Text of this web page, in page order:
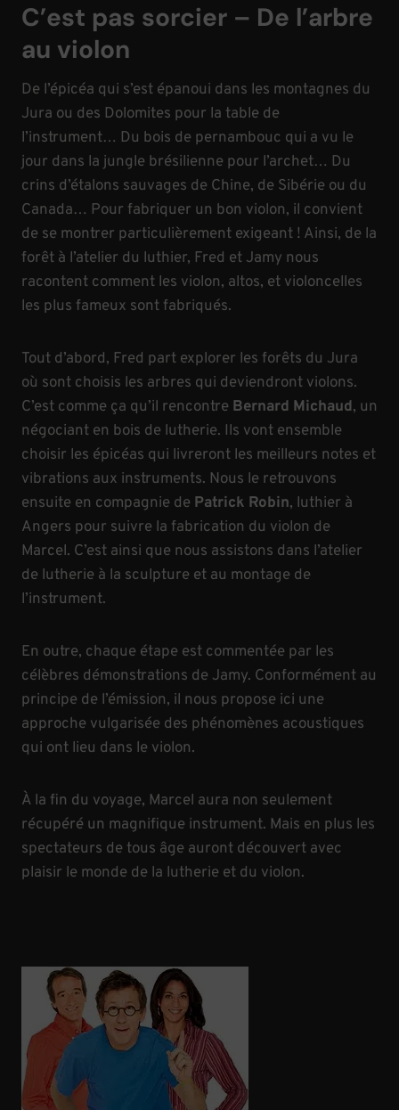
C’est pas sorcier – De l’arbre
au violon
De l’épicéa qui s’est épanoui dans les montagnes du
Jura ou des Dolomites pour la table de
l’instrument… Du bois de pernambouc qui a vu le
jour dans la jungle brésilienne pour l’archet… Du
crins d’étalons sauvages de Chine, de Sibérie ou du
Canada… Pour fabriquer un bon violon, il convient
de se montrer particulièrement exigeant ! Ainsi, de la
forêt à l’atelier du luthier, Fred et Jamy nous
racontent comment les violon, altos, et violoncelles
les plus fameux sont fabriqués.
Tout d’abord, Fred part explorer les forêts du Jura
où sont choisis les arbres qui deviendront violons.
C’est comme ça qu’il rencontre Bernard Michaud, un
négociant en bois de lutherie. Ils vont ensemble
choisir les épicéas qui livreront les meilleurs notes et
vibrations aux instruments. Nous le retrouvons
ensuite en compagnie de Patrick Robin, luthier à
Angers pour suivre la fabrication du violon de
Marcel. C’est ainsi que nous assistons dans l’atelier
de lutherie à la sculpture et au montage de
l’instrument.
En outre, chaque étape est commentée par les
célèbres démonstrations de Jamy. Conformément au
principe de l’émission, il nous propose ici une
approche vulgarisée des phénomènes acoustiques
qui ont lieu dans le violon.
À la fin du voyage, Marcel aura non seulement
récupéré un magnifique instrument. Mais en plus les
spectateurs de tous âge auront découvert avec
plaisir le monde de la lutherie et du violon.